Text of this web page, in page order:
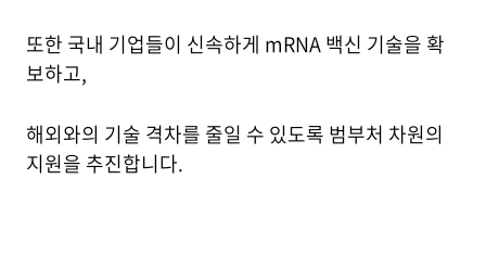
또한 국내 기업들이 신속하게 mRNA 백신 기술을 확
보하고,
해외와의 기술 격차를 줄일 수 있도록 범부처 차원의
지원을 추진합니다.